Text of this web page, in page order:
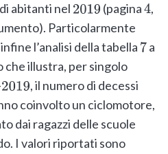
abitanti nel 2019 (pagina4,
Particolarmente
l’analisi della tabella 7 a
illustra, per singolo
2019, il numero di decessi
coinvolto un ciclomotore,
dai ragazzi delle scuole
I valori riportati sono